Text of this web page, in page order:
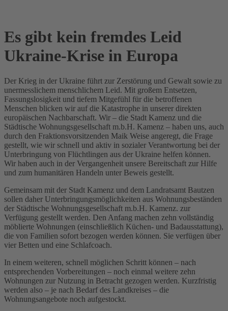
Es gibt kein fremdes Leid
Ukraine-Krise in Europa
Der Krieg in der Ukraine führt zur Zerstörung und Gewalt sowie zu
unermesslichem menschlichem Leid. Mit großem Entsetzen,
Fassungslosigkeit und tiefem Mitgefühl für die betroffenen
Menschen blicken wir auf die Katastrophe in unserer direkten
europäischen Nachbarschaft. Wir – die Stadt Kamenz und die
Städtische Wohnungsgesellschaft m.b.H. Kamenz – haben uns, auch
durch den Fraktionsvorsitzenden Maik Weise angeregt, die Frage
gestellt, wie wir schnell und aktiv in sozialer Verantwortung bei der
Unterbringung von Flüchtlingen aus der Ukraine helfen können.
Wir haben auch in der Vergangenheit unsere Bereitschaft zur Hilfe
und zum humanitären Handeln unter Beweis gestellt.
Gemeinsam mit der Stadt Kamenz und dem Landratsamt Bautzen
sollen daher Unterbringungsmöglichkeiten aus Wohnungsbeständen
der Städtische Wohnungsgesellschaft m.b.H. Kamenz. zur
Verfügung gestellt werden. Den Anfang machen zehn vollständig
möblierte Wohnungen (einschließlich Küchen- und Badausstattung),
die von Familien sofort bezogen werden können. Sie verfügen über
vier Betten und eine Schlafcoach.
In einem weiteren, schnell möglichen Schritt können – nach
entsprechenden Vorbereitungen – noch einmal weitere zehn
Wohnungen zur Nutzung in Betracht gezogen werden. Kurzfristig
werden also – je nach Bedarf des Landkreises – die
Wohnungsangebote noch aufgestockt.